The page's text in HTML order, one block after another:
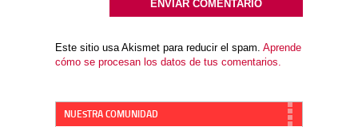
Este sitio usa Akismet para reducir el spam. Aprende
cómo se procesan los datos de tus comentarios.
NUESTRA COMUNIDAD